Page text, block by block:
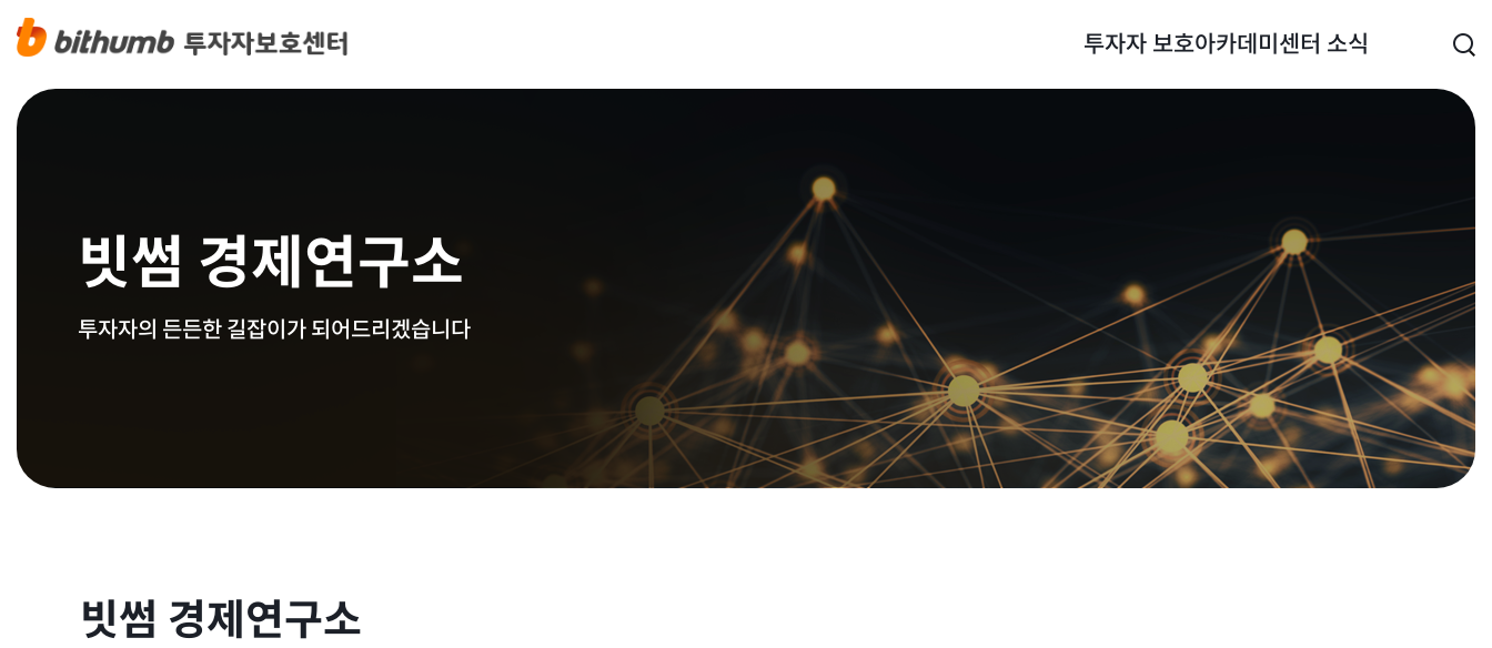
투자자 보호아카데미 센터 소식
빗썸 경제연구소
투자자의 든든한 길잡이가 되어드리겠습니다
빗썸 경제연구소